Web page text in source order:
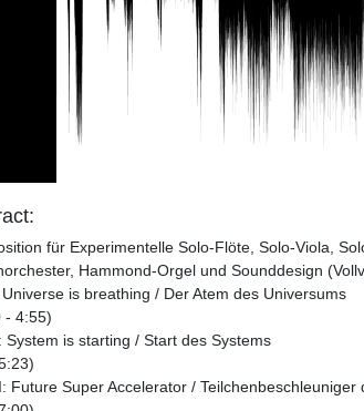
für Experimentelle Solo-Flöte, Solo-Viola,
Hammond-Orgel und Sounddesign
is breathing / Der Atem des Universums
- 4:55)
System is starting / Start des Systems
Future Super Accelerator / Teilchenbeschleuniger